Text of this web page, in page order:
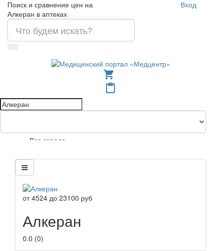
Поиск и сравнение цен на
Алкеран в аптеках
Вход
shopping_cart
content_paste
Все города
от4524 до 23100 руб
Алкеран
0.0 (0)